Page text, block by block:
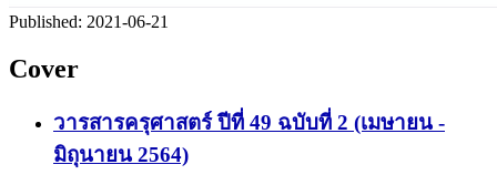
Published: 2021-06-21
Cover
วารสารครุศาสตร์ ปีที่ 49 ฉบับที่ 2 (เมษายน -
มิถุนายน 2564)